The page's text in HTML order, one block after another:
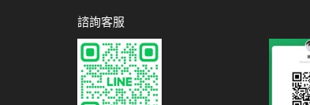
諮詢客服